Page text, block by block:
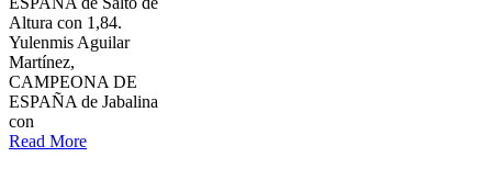
Altura con 1,84.
Yulenmis Aguilar
Martínez,
CAMPEONA DE
ESPAÑA de Jabalina
con
Read More